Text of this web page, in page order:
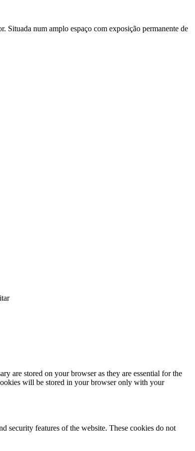
num amplo espaço com exposição permanente de
are stored on your browser as they are essential for the
will be stored in your browser only with your
security features of the website. These cookies do not